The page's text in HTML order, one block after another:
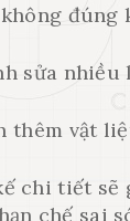
đúng
sửa nhiều
thêm vật
chi tiết sẽ
chế sai